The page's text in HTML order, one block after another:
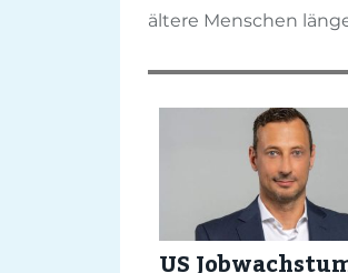
ältere Menschen
US